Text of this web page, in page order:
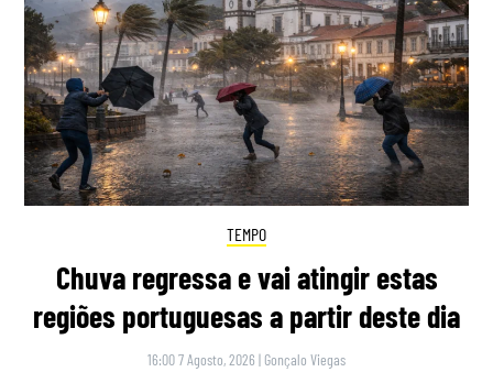
TEMPO
Chuva regressa e vai atingir estas
regiões portuguesas a partir deste dia
16:00 7 Agosto, 2026 | Gonçalo Viegas